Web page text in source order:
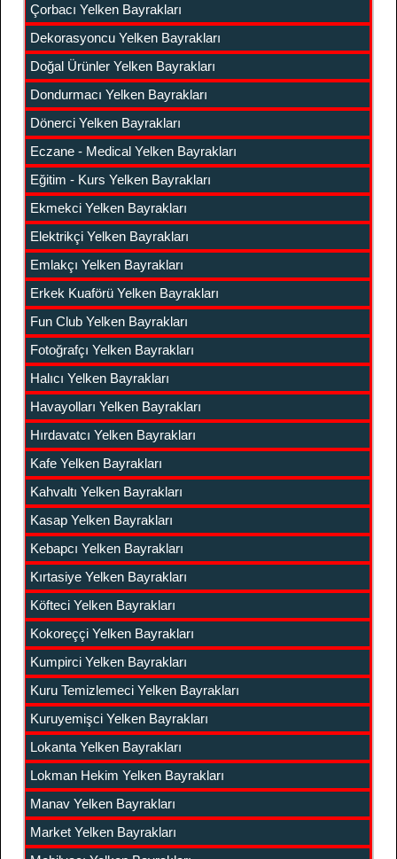
Çorbacı Yelken Bayrakları
Dekorasyoncu Yelken Bayrakları
Doğal Ürünler Yelken Bayrakları
Dondurmacı Yelken Bayrakları
Dönerci Yelken Bayrakları
Eczane - Medical Yelken Bayrakları
Eğitim - Kurs Yelken Bayrakları
Ekmekci Yelken Bayrakları
Elektrikçi Yelken Bayrakları
Emlakçı Yelken Bayrakları
Erkek Kuaförü Yelken Bayrakları
Fun Club Yelken Bayrakları
Fotoğrafçı Yelken Bayrakları
Halıcı Yelken Bayrakları
Havayolları Yelken Bayrakları
Hırdavatcı Yelken Bayrakları
Kafe Yelken Bayrakları
Kahvaltı Yelken Bayrakları
Kasap Yelken Bayrakları
Kebapcı Yelken Bayrakları
Kırtasiye Yelken Bayrakları
Köfteci Yelken Bayrakları
Kokoreççi Yelken Bayrakları
Kumpirci Yelken Bayrakları
Kuru Temizlemeci Yelken Bayrakları
Kuruyemişci Yelken Bayrakları
Lokanta Yelken Bayrakları
Lokman Hekim Yelken Bayrakları
Manav Yelken Bayrakları
Market Yelken Bayrakları